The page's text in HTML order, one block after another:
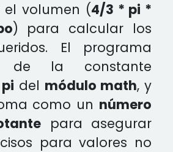
el volumen (4/3 * pi *
) para calcular los
El programa
de la constante
pi del módulo math, y
como un número
para asegurar
para valores no